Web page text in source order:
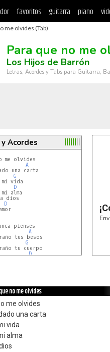
favoritos guitarra piano
me olvides (Tab)
Para que no me
Los Hijos de Barrón
Letras, Acordes y Tabs para Guitarra,
Acordes
A
una carta
G
D
alma
dios
D
pienses
A
tus besos
G
tu cuerpo
D
no me olvides
me olvides
una carta
vida
alma